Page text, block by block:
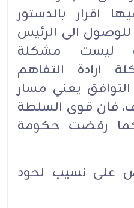
اقرار بالدستور
للوصول الى الرئيس
ليست مشكلة
ارادة التفاهم
يعني مسار
فان قوى السلطة
رفضت حكومة
على نسيب لحود